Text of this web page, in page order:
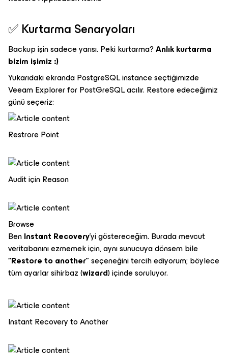
✅ Kurtarma Senaryoları
Backup işin sadece yarısı. Peki kurtarma?Anlık kurtarma
bizim işimiz :)
Yukarıdaki ekranda PostgreSQL instance seçtiğimizde
Veeam Explorer for PostGreSQL acılır. Restore edeceğimiz
günü seçeriz:
Restrore Point
Audit için Reason
Browse
BenInstant Recovery’yi göstereceğim. Burada mevcut
veritabanını ezmemek için, aynı sunucuya dönsem bile
“Restore to another”seçeneğini tercih ediyorum; böylece
tüm ayarlar sihirbaz (wizard) içinde soruluyor.
Instant Recovery to Another